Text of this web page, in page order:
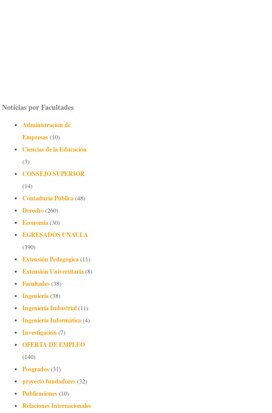
Noticias por Facultades
Administración de
Empresas(10)
Ciencias de la Educación
(3)
CONSEJO SUPERIOR
(14)
Contaduría Pública(48)
Derecho(260)
Economía(30)
EGRESADOS UNAULA
(390)
Extensión Pedagógica(11)
Extensión Universitaria(8)
Facultades(38)
Ingeniería(38)
Ingeniería Industrial(11)
Ingeniería Informática(4)
Investigación(7)
OFERTA DE EMPLEO
(140)
Posgrados(31)
proyecto fundadores(32)
Publicaciones(10)
Relaciones Internacionales